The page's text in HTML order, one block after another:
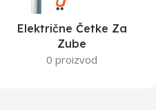
Električne Četke Za
Zube
0 proizvod